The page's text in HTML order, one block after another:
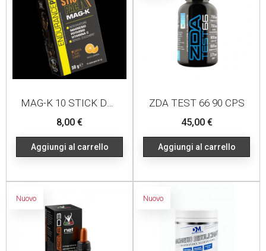
MAG-K 10 STICK DA 5G ARANCIA
Prezzo
8,00 €
Aggiungi al carrello
ZDA TEST 66 90 CPS
Prezzo
45,00 €
Aggiungi al carrello
Nuovo Nuovo